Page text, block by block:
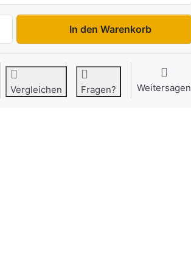
HU 752314 zu 2.065,00 €, Menge 1.
In den Warenkorb
Vergleichen Fragen? Weitersagen